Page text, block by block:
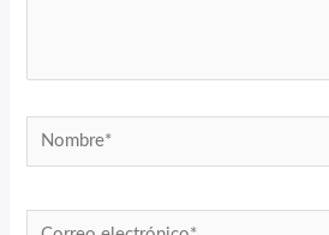
Nombre*
Correo